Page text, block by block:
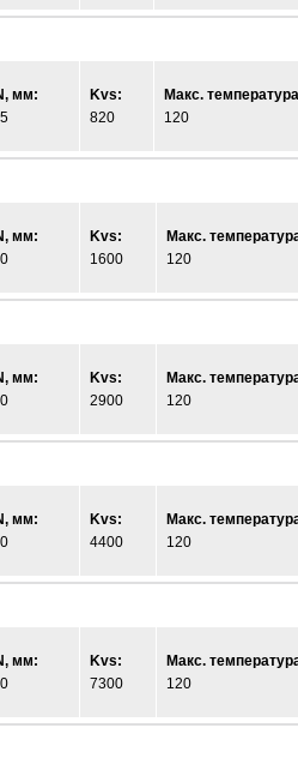
мм:
Kvs:
820
Макс.
120
мм:
Kvs:
1600
Макс.
120
мм:
Kvs:
2900
Макс.
120
мм:
Kvs:
4400
Макс.
120
мм:
Kvs:
7300
Макс.
120